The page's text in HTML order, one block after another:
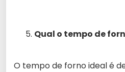
Qual o tempo de
O tempo de forno ideal é